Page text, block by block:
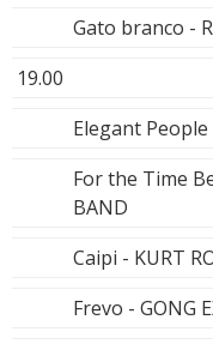
Gato branco -
19.00
Elegant People
For the Time
BAND
Caipi - KURT
Frevo - GONG